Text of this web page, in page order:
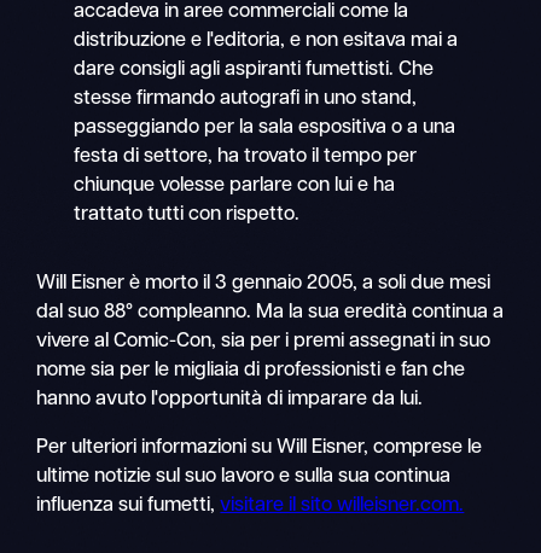
accadeva in aree commerciali come la
distribuzione e l'editoria, e non esitava mai a
dare consigli agli aspiranti fumettisti. Che
stesse firmando autografi in uno stand,
passeggiando per la sala espositiva o a una
festa di settore, ha trovato il tempo per
chiunque volesse parlare con lui e ha
trattato tutti con rispetto.
Will Eisner è morto il 3 gennaio 2005, a soli due mesi
dal suo 88° compleanno. Ma la sua eredità continua a
vivere al Comic-Con, sia per i premi assegnati in suo
nome sia per le migliaia di professionisti e fan che
hanno avuto l'opportunità di imparare da lui.
Per ulteriori informazioni su Will Eisner, comprese le
ultime notizie sul suo lavoro e sulla sua continua
influenza sui fumetti,visitare il sito willeisner.com.